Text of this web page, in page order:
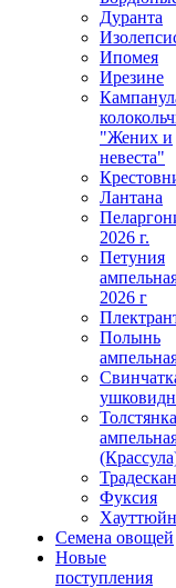
Дуранта
Ипомея
Ирезине
"Жених и
невеста"
Лантана
2026 г.
Петуния
2026 г
Полынь
Толстянка
Фуксия
Семена овощей
Новые
поступления